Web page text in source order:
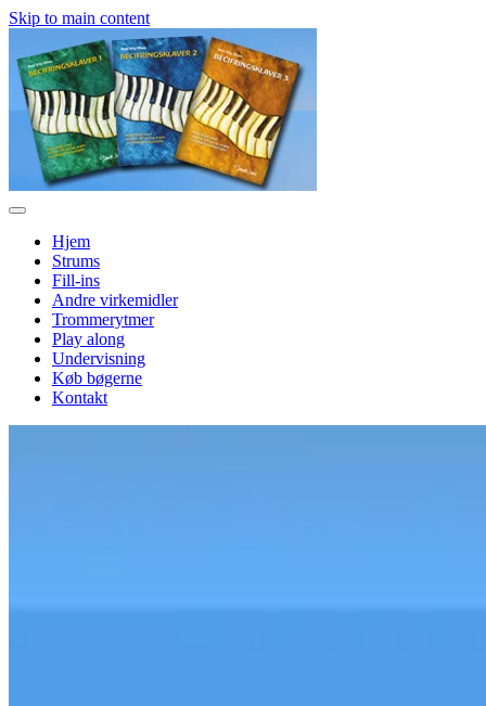
Skip to main content
Hjem
Strums
Fill-ins
Andre virkemidler
Trommerytmer
Play along
Undervisning
Køb bøgerne
Kontakt